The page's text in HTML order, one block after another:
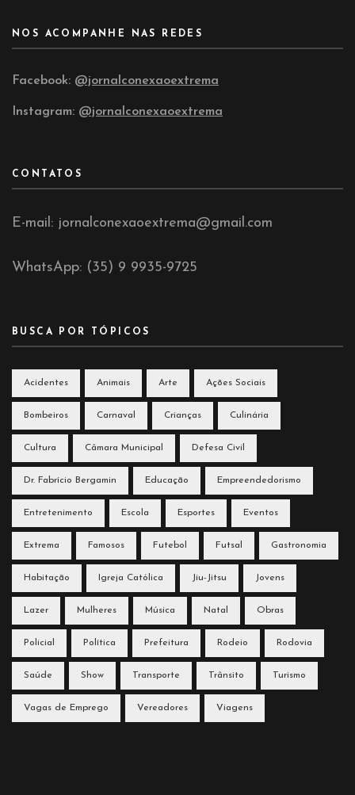
NOS ACOMPANHE NAS REDES
Facebook: @jornalconexaoextrema
Instagram: @jornalconexaoextrema
CONTATOS
E-mail: jornalconexaoextrema@gmail.com
WhatsApp: (35) 9 9935-9725
BUSCA POR TÓPICOS
Acidentes Animais Arte Ações Sociais
Bombeiros Carnaval Crianças Culinária
Cultura Câmara Municipal Defesa Civil
Dr. Fabrício Bergamin Educação Empreendedorismo
Entretenimento Escola Esportes Eventos
Extrema Famosos Futebol Futsal Gastronomia
Habitação Igreja Católica Jiu-Jitsu Jovens
Lazer Mulheres Música Natal Obras
Policial Política Prefeitura Rodeio Rodovia
Saúde Show Transporte Trânsito Turismo
Vagas de Emprego Vereadores Viagens